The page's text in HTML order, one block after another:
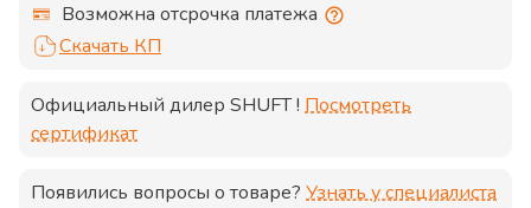
Возможна отсрочка платежа
Скачать КП
Официальный дилер SHUFT! Посмотреть
сертификат
Появились вопросы о товаре? Узнать у специалиста